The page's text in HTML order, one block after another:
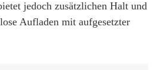
jedoch zusätzlichen Halt und
Aufladen mit aufgesetzter